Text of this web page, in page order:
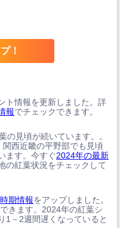
！
ト情報を更新しました。詳
報でチェックできます。
の見頃が続いています。。
西近畿の平野部でも見頃
ます。今すぐ2024年の最新
の紅葉状況をチェックして
期情報をアップしました。
きます。2024年の紅葉シ
1－2週間遅くなっていると